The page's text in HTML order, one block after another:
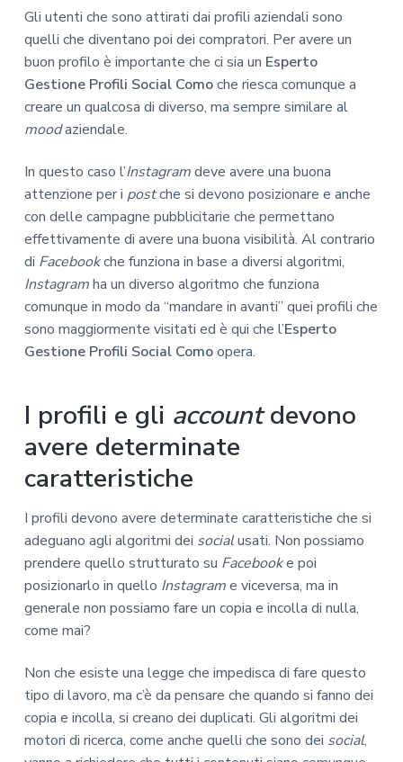
Gli utenti che sono attirati dai profili aziendali sono
quelli che diventano poi dei compratori. Per avere un
buon profilo è importante che ci sia un Esperto
Gestione Profili Social Comoche riesca comunque a
creare un qualcosa di diverso, ma sempre similare al
moodaziendale.
In questo caso l’Instagramdeve avere una buona
attenzione per i postche si devono posizionare e anche
con delle campagne pubblicitarie che permettano
effettivamente di avere una buona visibilità. Al contrario
di Facebookche funziona in base a diversi algoritmi,
Instagramha un diverso algoritmo che funziona
comunque in modo da “mandare in avanti” quei profili che
sono maggiormente visitati ed è qui che l’Esperto
Gestione Profili Social Comoopera.
I profili e gli accountdevono
avere determinate
caratteristiche
I profili devono avere determinate caratteristiche che si
adeguano agli algoritmi dei socialusati. Non possiamo
prendere quello strutturato su Facebooke poi
posizionarlo in quello Instagrame viceversa, ma in
generale non possiamo fare un copia e incolla di nulla,
come mai?
Non che esiste una legge che impedisca di fare questo
tipo di lavoro, ma c’è da pensare che quando si fanno dei
copia e incolla, si creano dei duplicati. Gli algoritmi dei
motori di ricerca, come anche quelli che sono dei social,